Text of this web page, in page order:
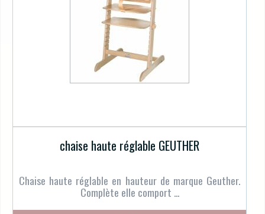
chaise haute réglable GEUTHER
Chaise haute réglable en hauteur de marque Geuther.
Complète elle comport ...